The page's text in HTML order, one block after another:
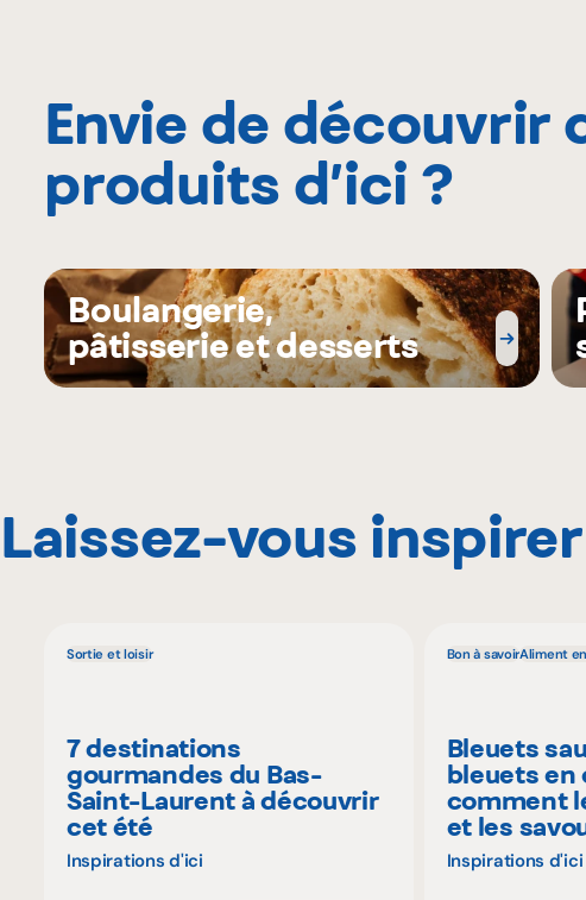
Envie de découvrir
produits d’ici ?
Boulangerie,
pâtisserie et desserts
Laissez-vous inspirer
Sortie et loisir
7 destinations
gourmandes du Bas-
Saint-Laurent à découvrir
cet été
Inspirations d'ici
Bon à savoirAliment
Bleuets
bleuets en
comment
et les
Inspirations d'ici